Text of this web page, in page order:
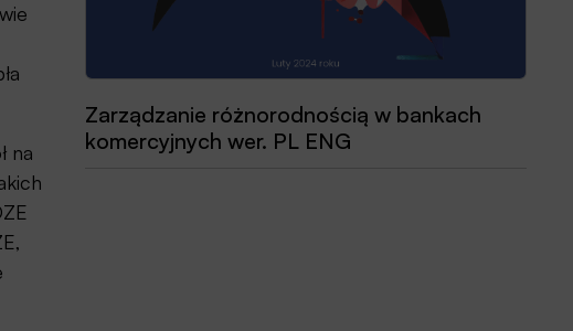
na
Zarządzanie różnorodnością w bankach
komercyjnych wer. PL ENG
Przewodnik dobrych praktyk 2025